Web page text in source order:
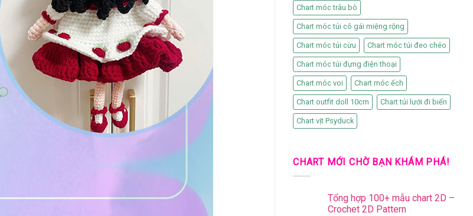
Chart móc trâu bò
Chart móc túi cô gái miệng rộng
Chart móc túi cừu Chart móc túi đeo chéo
Chart móc túi đựng điện thoại
Chart móc voi Chart móc ếch
Chart outfit doll 10cm Chart túi lưới đi biển
Chart vịt Psyduck
CHART MỚI CHỜ BẠN KHÁM PHÁ!
Tổng hợp 100+ mẫu chart 2D –
Crochet 2D Pattern